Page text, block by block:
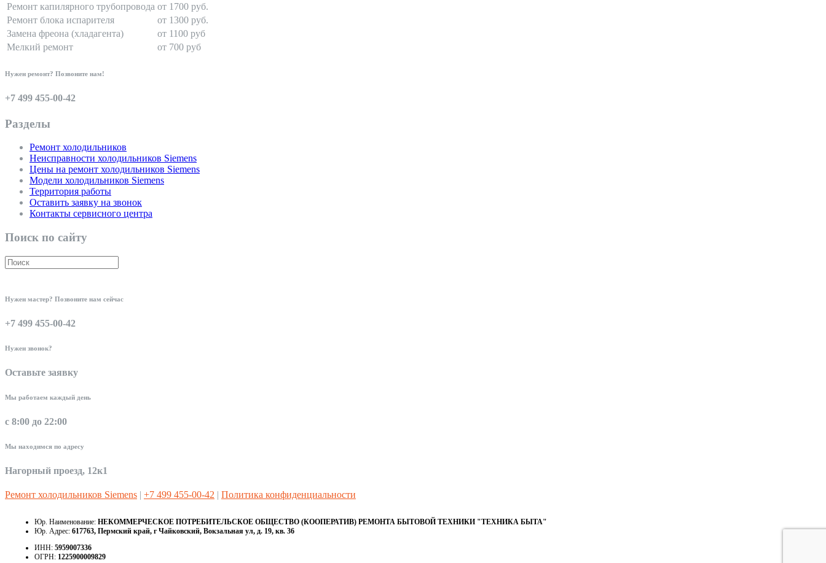
Ремонт капилярного трубопровода от 1700 руб.
Ремонт блока испарителя
от 1300 руб.
Замена фреона (хладагента)
от 1100 руб
Мелкий ремонт
от 700 руб
Нужен ремонт? Позвоните нам!
+7 499 455-00-42
Разделы
Ремонт холодильников
Неисправности холодильников Siemens
Цены на ремонт холодильников Siemens
Модели холодильников Siemens
Территория работы
Оставить заявку на звонок
Контакты сервисного центра
Поиск по сайту
Нужен мастер? Позвоните нам сейчас
+7 499 455-00-42
Нужен звонок?
Оставьте заявку
Мы работаем каждый день
с 8:00 до 22:00
Мы находимся по адресу
Нагорный проезд, 12к1
Ремонт холодильников Siemens | +7 499 455-00-42 | Политика конфиденциальности
Юр. Наименование: НЕКОММЕРЧЕСКОЕ ПОТРЕБИТЕЛЬСКОЕ ОБЩЕСТВО (КООПЕРАТИВ) РЕМОНТА БЫТОВОЙ ТЕХНИКИ "ТЕХНИКА БЫТА"
Юр. Адрес: 617763, Пермский край, г Чайковский, Вокзальная ул, д. 19, кв. 36
ИНН: 5959007336
ОГРН: 1225900009829